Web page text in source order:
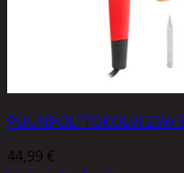
PUUNPOLTTOKOLVI 25W
44,99 €